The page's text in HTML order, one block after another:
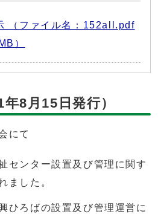
（ファイル名：152all.pdf
）
8月15日発行）
にて
センター設置及び管理に関す
ました。
ひろばの設置及び管理運営に